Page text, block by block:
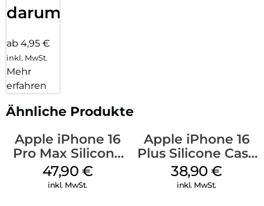
darum!
ab 4,95 €
inkl. MwSt.
Mehr
erfahren
Ähnliche Produkte
Apple iPhone 16
Pro Max Silicone
Case MagSafe
Black
47,90 €
inkl. MwSt.
Apple iPhone 16
Plus Silicone Case
MagSafe Denim
38,90€
inkl. MwSt.